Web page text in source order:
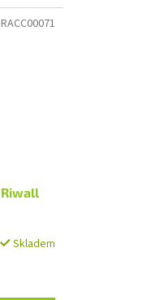
Skladem
RACC00071